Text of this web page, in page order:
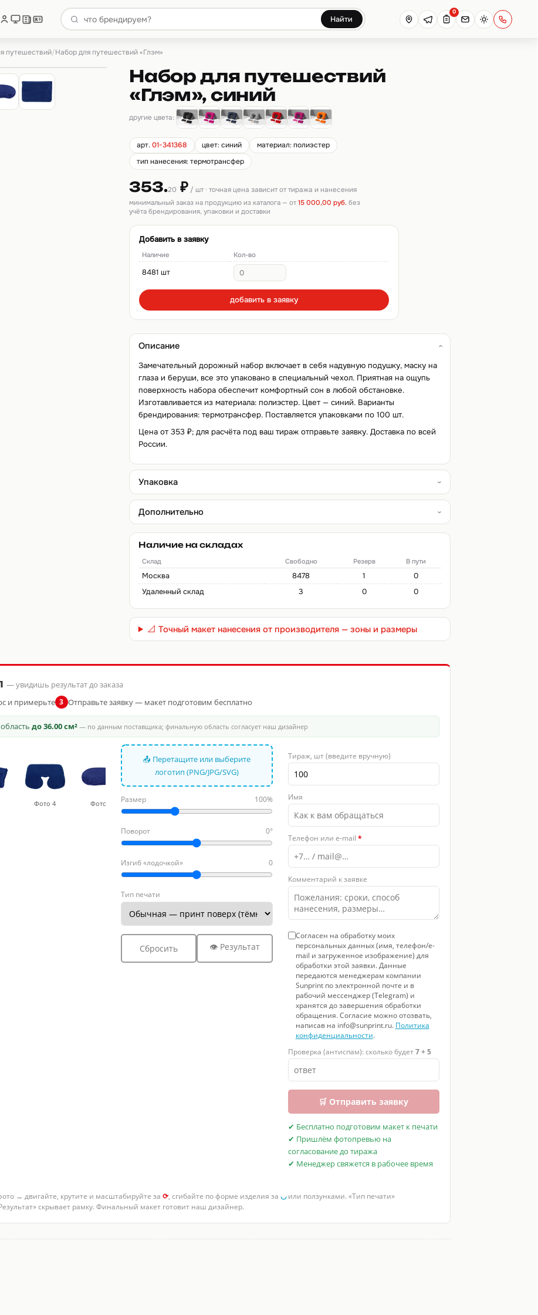
Найти
0
путешествий/Набор для путешествий «Глэм»
Набор для путешествий
«Глэм», синий
другие цвета:
арт.01-341368 цвет: синий
материал: полиэстер
тип нанесения: термотрансфер
353.20 ₽ / шт · точная цена зависит от тиража и нанесения
минимальный заказ на продукцию из каталога — от15 000,00 руб. без
учёта брендирования, упаковки и доставки
Добавить в заявку
Наличие Кол-во
8481 шт
добавить в заявку
Описание
Замечательный дорожный набор включает в себя надувную подушку, маску на
глаза и беруши, все это упаковано в специальный чехол. Приятная на ощупь
поверхность набора обеспечит комфортный сон в любой обстановке.
Изготавливается из материала: полиэстер. Цвет — синий. Варианты
брендирования: термотрансфер. Поставляется упаковками по 100 шт.
Цена от 353 ₽; для расчёта под ваш тираж отправьте заявку. Доставка по всей
России.
Упаковка
Дополнительно
Наличие на складах
Склад Свободно Резерв В пути
Москва 8478 1
0
Удаленный склад
3 0 0
📐 Точный макет нанесения от производителя — зоны и размеры
— увидишь результат до заказа
и примерьте 3 Отправьте заявку — макет подготовим бесплатно
до 36.00 см²— по данным поставщика; финальную область согласует наш дизайнер
Фото 4 Фото 5
📤 Перетащите или выберите
логотип (PNG/JPG/SVG)
Размер 100%
Поворот 0°
Изгиб «лодочкой» 0
Тип печати
Сбросить 👁 Результат
Тираж, шт (введите вручную)
Имя
Телефон или e-mail *
Комментарий к заявке
Согласен на обработку моих
персональных данных (имя, телефон/e-
mail и загруженное изображение) для
обработки этой заявки. Данные
передаются менеджерам компании
Sunprint по электронной почте и в
рабочий мессенджер (Telegram) и
хранятся до завершения обработки
обращения. Согласие можно отозвать,
написав на info@sunprint.ru. Политика
конфиденциальности.
Проверка (антиспам): сколько будет7 + 5
🛒 Отправить заявку
✔ Бесплатно подготовим макет к печати
✔ Пришлём фотопревью на
согласование до тиража
✔ Менеджер свяжется в рабочее время
→ двигайте, крутите и масштабируйте за ⟳, сгибайте по форме изделия за ◡или ползунками. «Тип печати»
скрывает рамку. Финальный макет готовит наш дизайнер.